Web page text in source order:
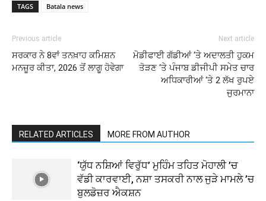
TAGS Batala news
Previous article
ਸਰਕਾਰ ਨੇ 8ਵਾਂ ਤਨਖ਼ਾਹ ਕਮਿਸ਼ਨ
ਮਨਜ਼ੂਰ ਕੀਤਾ, 2026 ਤੋਂ ਲਾਗੂ ਹੋਵੇਗਾ
Next article
ਮੋਡੀਫਾਈ ਗੱਡੀਆਂ ‘ਤੇ ਅਦਾਲਤੀ ਹੁਕਮ
ਤੋੜਣ ‘ਤੇ ਪੰਜਾਬ ਡੀਜੀਪੀ ਸਮੇਤ ਚਾਰ
ਅਧਿਕਾਰੀਆਂ ‘ਤੇ 2 ਲੱਖ ਰੁਪਏ
ਜੁਰਮਾਨਾ
RELATED ARTICLES MORE FROM AUTHOR
‘ਯੁੱਧ ਨਸ਼ਿਆਂ ਵਿਰੁੱਧ’ ਮੁਹਿੰਮ ਤਹਿਤ ਮੋਹਾਲੀ ’ਚ
ਵੱਡੀ ਕਾਰਵਾਈ, ਨਸ਼ਾ ਤਸਕਰੀ ਨਾਲ ਜੁੜੇ ਮਾਮਲੇ ’ਚ
ਬੁਲਡੋਜ਼ਰ ਐਕਸ਼ਨ